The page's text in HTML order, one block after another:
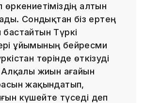
алтын
Сондықтан біз ертең
Түркі
ұйымының бейресми
төрінде өткізуді
жиын ағайын
жақындатып,
күшейте түседі деп